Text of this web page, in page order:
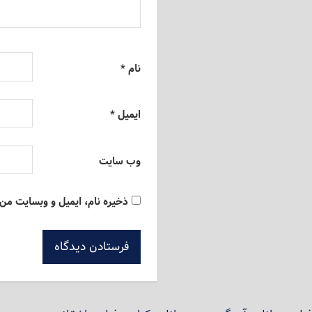
نام*
ایمیل*
وب‌ سایت
ذخیره نام، ایمیل و وبسایت